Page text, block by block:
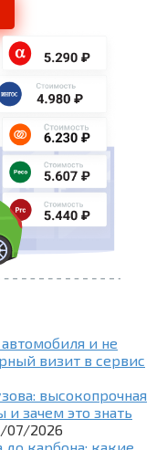
и не
визит в сервис
высокопрочная
зачем это знать
07/2026